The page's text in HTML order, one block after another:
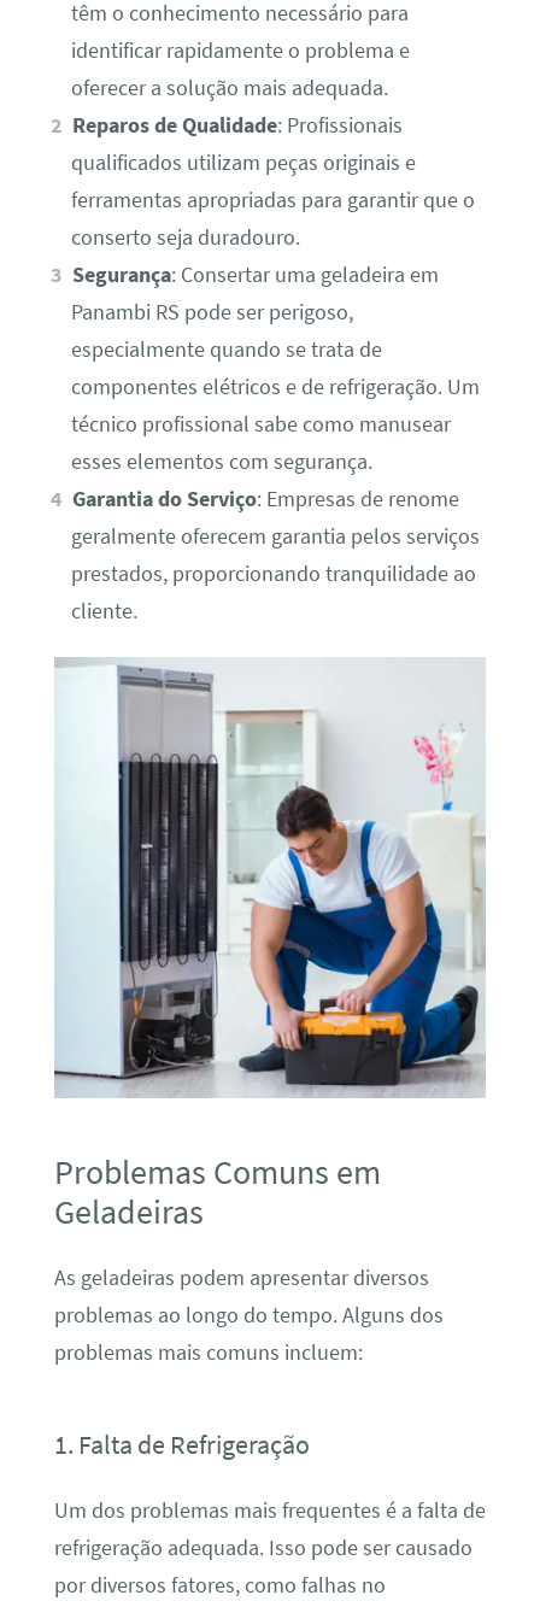
têm o conhecimento necessário para
identificar rapidamente o problema e
oferecer a solução mais adequada.
Reparos de Qualidade: Profissionais
qualificados utilizam peças originais e
ferramentas apropriadas para garantir que o
conserto seja duradouro.
Segurança: Consertar uma geladeira em
Panambi RS pode ser perigoso,
especialmente quando se trata de
componentes elétricos e de refrigeração. Um
técnico profissional sabe como manusear
esses elementos com segurança.
Garantia do Serviço: Empresas de renome
geralmente oferecem garantia pelos serviços
prestados, proporcionando tranquilidade ao
cliente.
Problemas Comuns em
Geladeiras
As geladeiras podem apresentar diversos
problemas ao longo do tempo. Alguns dos
problemas mais comuns incluem:
1. Falta de Refrigeração
Um dos problemas mais frequentes é a falta de
refrigeração adequada. Isso pode ser causado
por diversos fatores, como falhas no